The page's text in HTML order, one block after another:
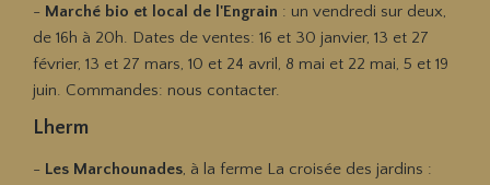
- Marché bio et local de l'Engrain : un vendredi sur deux,
de 16h à 20h. Dates de ventes: 16 et 30 janvier, 13 et 27
février, 13 et 27 mars, 10 et 24 avril, 8 mai et 22 mai, 5 et 19
juin. Commandes: nous contacter.
Lherm
- Les Marchounades, à la ferme La croisée des jardins :